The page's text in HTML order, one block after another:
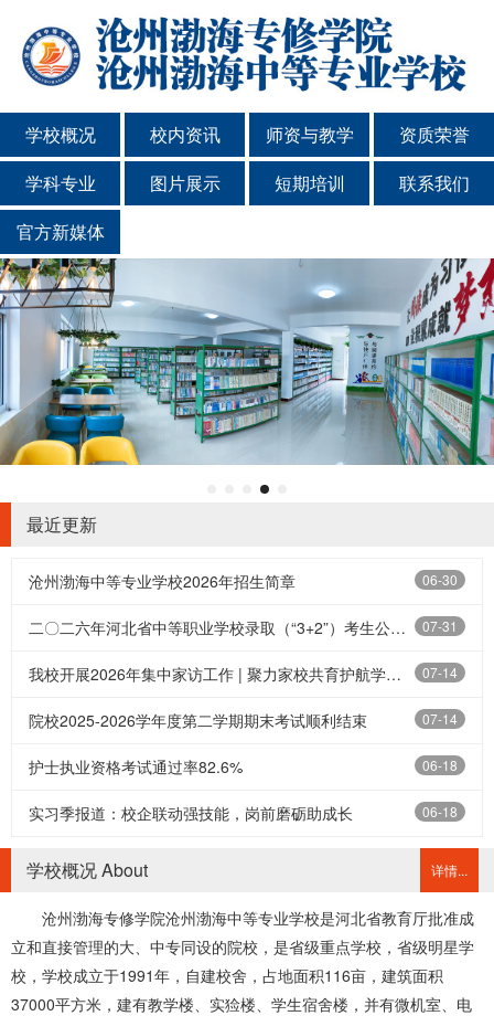
学校概况 校内资讯 师资与教学
资质荣誉
学科专业
图片展示 短期培训
联系我们
官方新媒体
最近更新
06-30
沧州渤海中等专业学校2026年招生简章
07-31
二〇二六年河北省中等职业学校录取（“3+2”）考生公示名单（唐山市）
07-14
我校开展2026年集中家访工作 | 聚力家校共育护航学生全面成长
07-14
院校2025-2026学年度第二学期期末考试顺利结束
06-18
护士执业资格考试通过率82.6%
06-18
实习季报道：校企联动强技能，岗前磨砺助成长
详情...
学校概况 About
沧州渤海专修学院沧州渤海中等专业学校是河北省教育厅批准成
立和直接管理的大、中专同设的院校，是省级重点学校，省级明星学
校，学校成立于1991年，自建校舍，占地面积116亩，建筑面积
37000平方米，建有教学楼、实猃楼、学生宿舍楼，并有微机室、电